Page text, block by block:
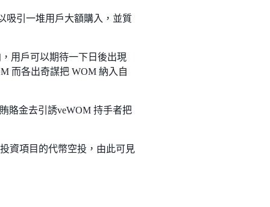
吸引一堆用戶大額購入，並質
，用戶可以期待一下日後出現
而各出奇謀把 WOM 納入自
賂金去引誘veWOM 持手者把
資項目的代幣空投，由此可見